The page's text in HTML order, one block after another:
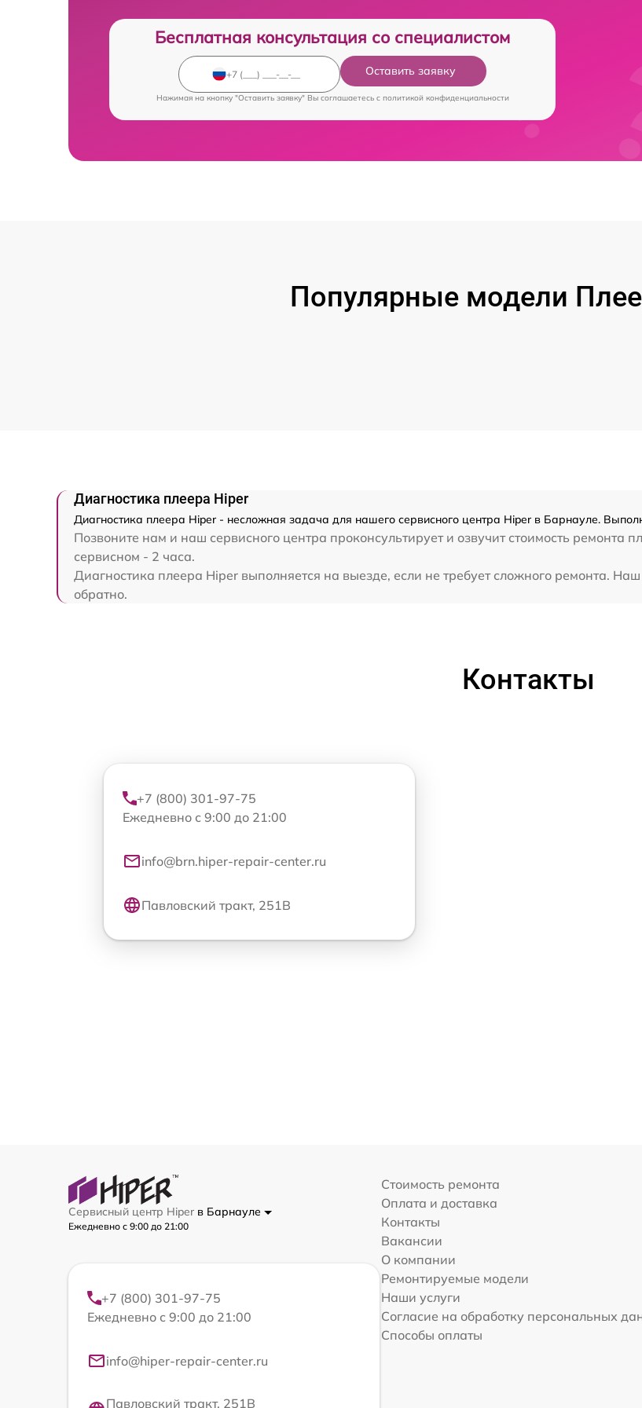
Бесплатная консультация со специалистом
Оставить заявку
Нажимая на кнопку "Оставить заявку" Вы соглашаетесь c политикой конфиденциальности
Популярные модели
Диагностика плеера Hiper
Диагностика плеера Hiper - несложная задача для нашего сервисного центра Hiper в Барнауле.
Позвоните нам и наш сервисного центра проконсультирует и озвучит стоимость ремонта
сервисном - 2 часа.
Диагностика плеера Hiper выполняется на выезде, если не требует сложного ремонта.
обратно.
Контакты
+7 (800) 301-97-75
Ежедневно с 9:00 до 21:00
info@brn.hiper-repair-center.ru
Павловский тракт, 251В
Сервисный центр Hiper в Барнауле
Ежедневно с 9:00 до 21:00
+7 (800) 301-97-75
Ежедневно с 9:00 до 21:00
info@hiper-repair-center.ru
Павловский тракт, 251В
Стоимость ремонта
Оплата и доставка
Контакты
Вакансии
О компании
Ремонтируемые модели
Наши услуги
Согласие на обработку персональных
Способы оплаты